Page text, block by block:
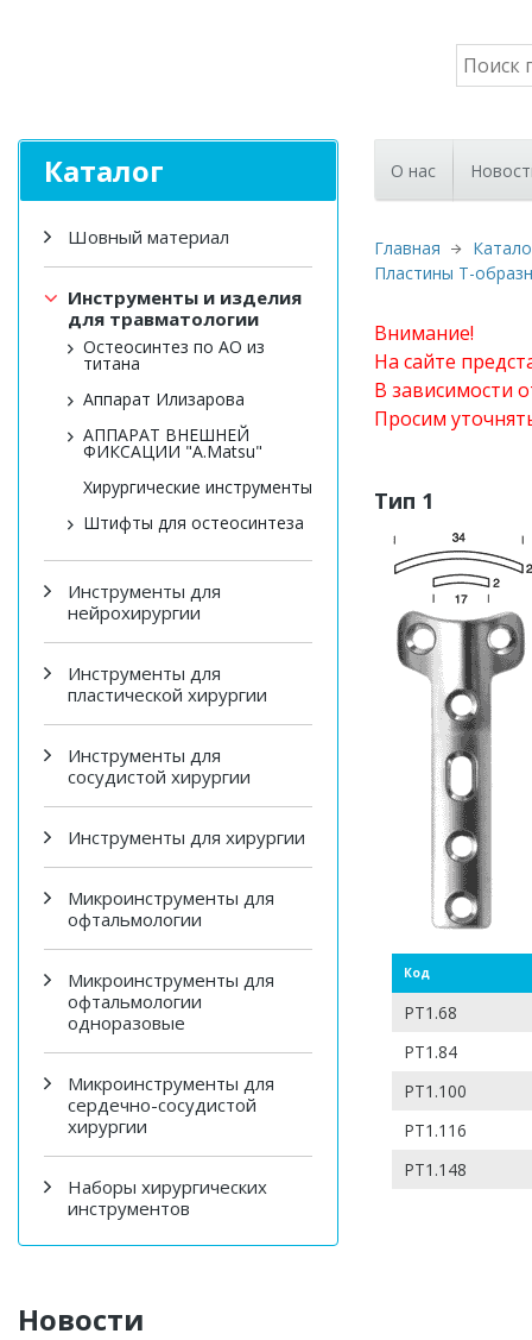
Каталог
Шовный материал
Инструменты и изделия
для травматологии
Остеосинтез по АО из
титана
Аппарат Илизарова
АППАРАТ ВНЕШНЕЙ
ФИКСАЦИИ "A.Matsu"
Хирургические инструменты
Штифты для остеосинтеза
Инструменты для
нейрохирургии
Инструменты для
пластической хирургии
Инструменты для
сосудистой хирургии
Инструменты для хирургии
Микроинструменты для
офтальмологии
Микроинструменты для
офтальмологии
одноразовые
Микроинструменты для
сердечно-сосудистой
хирургии
Наборы хирургических
инструментов
Новости
О нас
Главная
Пластины T-
Внимание!
На сайте
В зависимости
Просим
Тип 1
Код
РТ1.68
РТ1.84
РТ1.100
РТ1.116
РТ1.148